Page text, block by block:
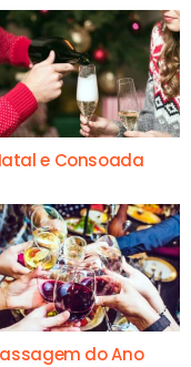
e Consoada
do Ano